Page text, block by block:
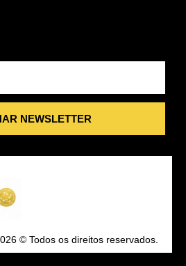
NEWSLETTER
© Todos os direitos reservados.